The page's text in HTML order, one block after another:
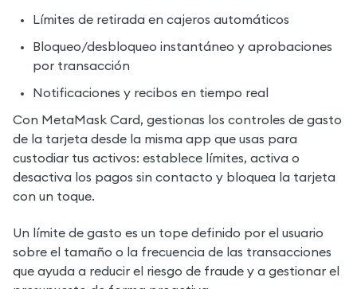
Límites de retirada en cajeros automáticos
Bloqueo/desbloqueo instantáneo y aprobaciones
por transacción
Notificaciones y recibos en tiempo real
Con MetaMask Card, gestionas los controles de gasto
de la tarjeta desde la misma app que usas para
custodiar tus activos: establece límites, activa o
desactiva los pagos sin contacto y bloquea la tarjeta
con un toque.
Un límite de gasto es un tope definido por el usuario
sobre el tamaño o la frecuencia de las transacciones
que ayuda a reducir el riesgo de fraude y a gestionar el